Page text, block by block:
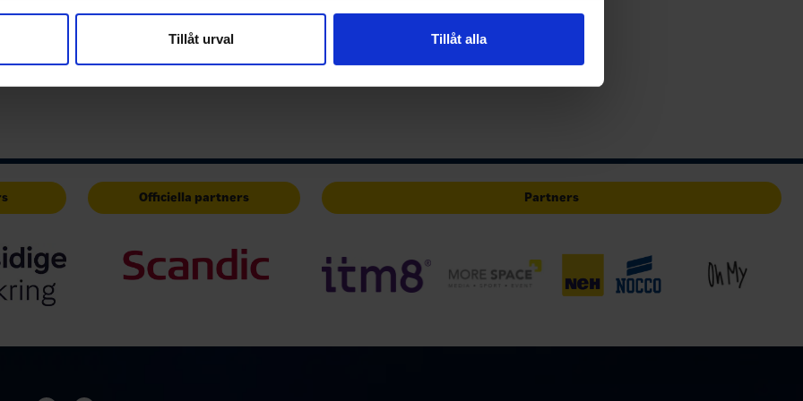
trafik. Vi vidarebefordrar även sådana identifierare och annan information från din enhet
och analysföretag som vi samarbetar med. Dessa kan i sin tur kombinera informationen
Tillåt urval Tillåt alla
Tre Kronor
Officiella partners Partners